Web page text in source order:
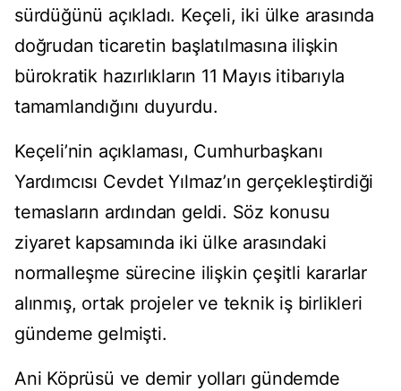
sürdüğünü açıkladı. Keçeli, iki ülke arasında
doğrudan ticaretin başlatılmasına ilişkin
bürokratik hazırlıkların 11 Mayıs itibarıyla
tamamlandığını duyurdu.
Keçeli’nin açıklaması, Cumhurbaşkanı
Yardımcısı Cevdet Yılmaz’ın gerçekleştirdiği
temasların ardından geldi. Söz konusu
ziyaret kapsamında iki ülke arasındaki
normalleşme sürecine ilişkin çeşitli kararlar
alınmış, ortak projeler ve teknik iş birlikleri
gündeme gelmişti.
Ani Köprüsü ve demir yolları gündemde